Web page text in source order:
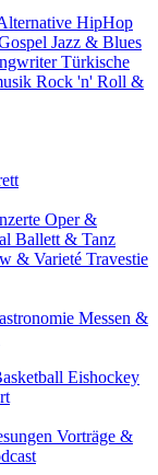
HipHop
Jazz & Blues
Türkische
Rock 'n' Roll &
Oper &
Ballett & Tanz
& Varieté Travestie
Messen &
Eishockey
Vorträge &